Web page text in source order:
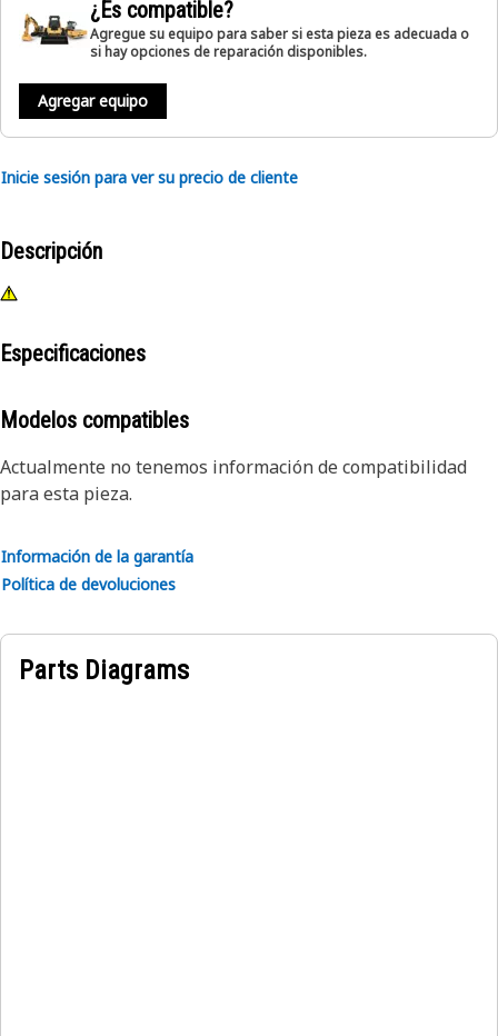
¿Es compatible?
Agregue su equipo para saber si esta pieza es adecuada o
si hay opciones de reparación disponibles.
Agregar equipo
Inicie sesión para ver su precio de cliente
Descripción
Especificaciones
Modelos compatibles
Actualmente no tenemos información de compatibilidad
para esta pieza.
Información de la garantía
Política de devoluciones
Parts Diagrams